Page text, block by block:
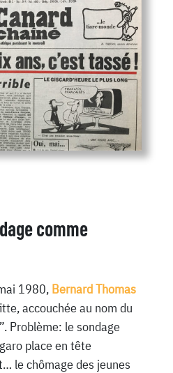
comme
1980, Bernard Thomas
accouchée au nom du
Problème: le sondage
place en tête
le chômage des jeunes